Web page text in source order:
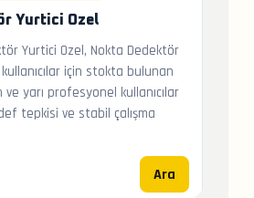
Yurtici Ozel
Yurtici Ozel, Nokta Dedektör
için stokta bulunan
yarı profesyonel kullanıcılar
tepkisi ve stabil çalışma
Ara